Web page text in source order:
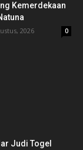
Kemerdekaan
2026 0
Judi Togel